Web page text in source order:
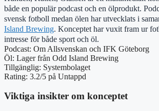
både en populär podcast och en ölprodukt.
svensk fotboll medan ölen har utvecklats i
Island Brewing. Konceptet har vuxit fram ur
intresse för både sport och öl.
Podcast: Om Allsvenskan och IFK Göteborg
Öl: Lager från Odd Island Brewing
Tillgänglig: Systembolaget
Rating: 3.2/5 på Untappd
Viktiga insikter om konceptet